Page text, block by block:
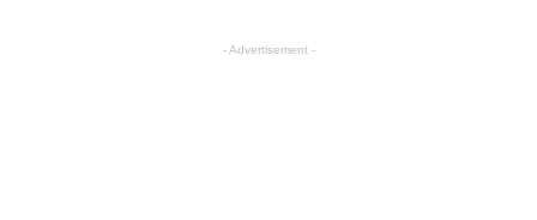
- Advertisement -